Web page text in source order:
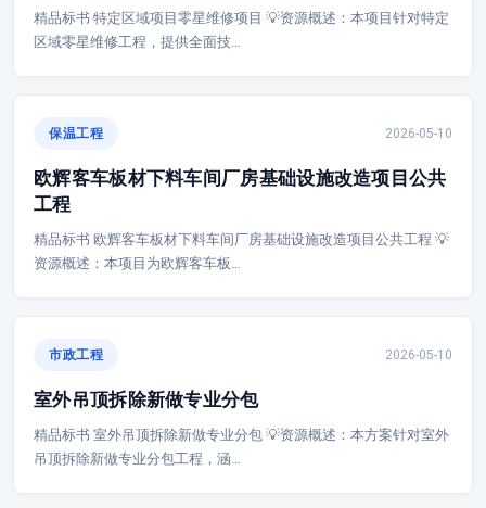
精品标书 特定区域项目零星维修项目 💡资源概述：本项目针对特定
区域零星维修工程，提供全面技…
保温工程 2026-05-10
欧辉客车板材下料车间厂房基础设施改造项目公共
工程
精品标书 欧辉客车板材下料车间厂房基础设施改造项目公共工程 💡
资源概述：本项目为欧辉客车板…
市政工程 2026-05-10
室外吊顶拆除新做专业分包
精品标书 室外吊顶拆除新做专业分包 💡资源概述：本方案针对室外
吊顶拆除新做专业分包工程，涵…